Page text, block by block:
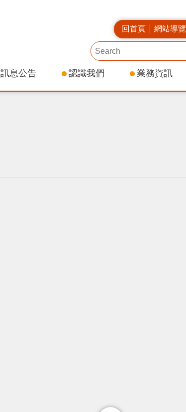
回首頁 網站導覽
訊息公告 認識我們 業務資訊